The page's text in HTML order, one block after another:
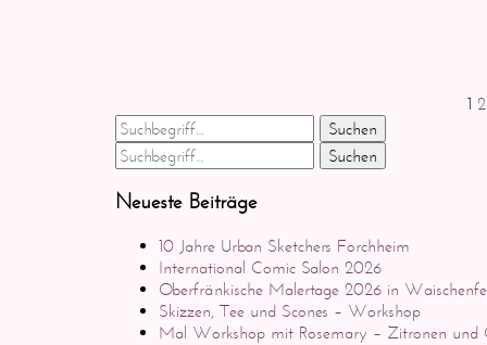
1 2
Suchen
Suchen
Neueste Beiträge
10 Jahre Urban Sketchers Forchheim
International Comic Salon 2026
Oberfränkische Malertage 2026 in
Skizzen, Tee und Scones – Workshop
Mal Workshop mit Rosemary – Zitronen und